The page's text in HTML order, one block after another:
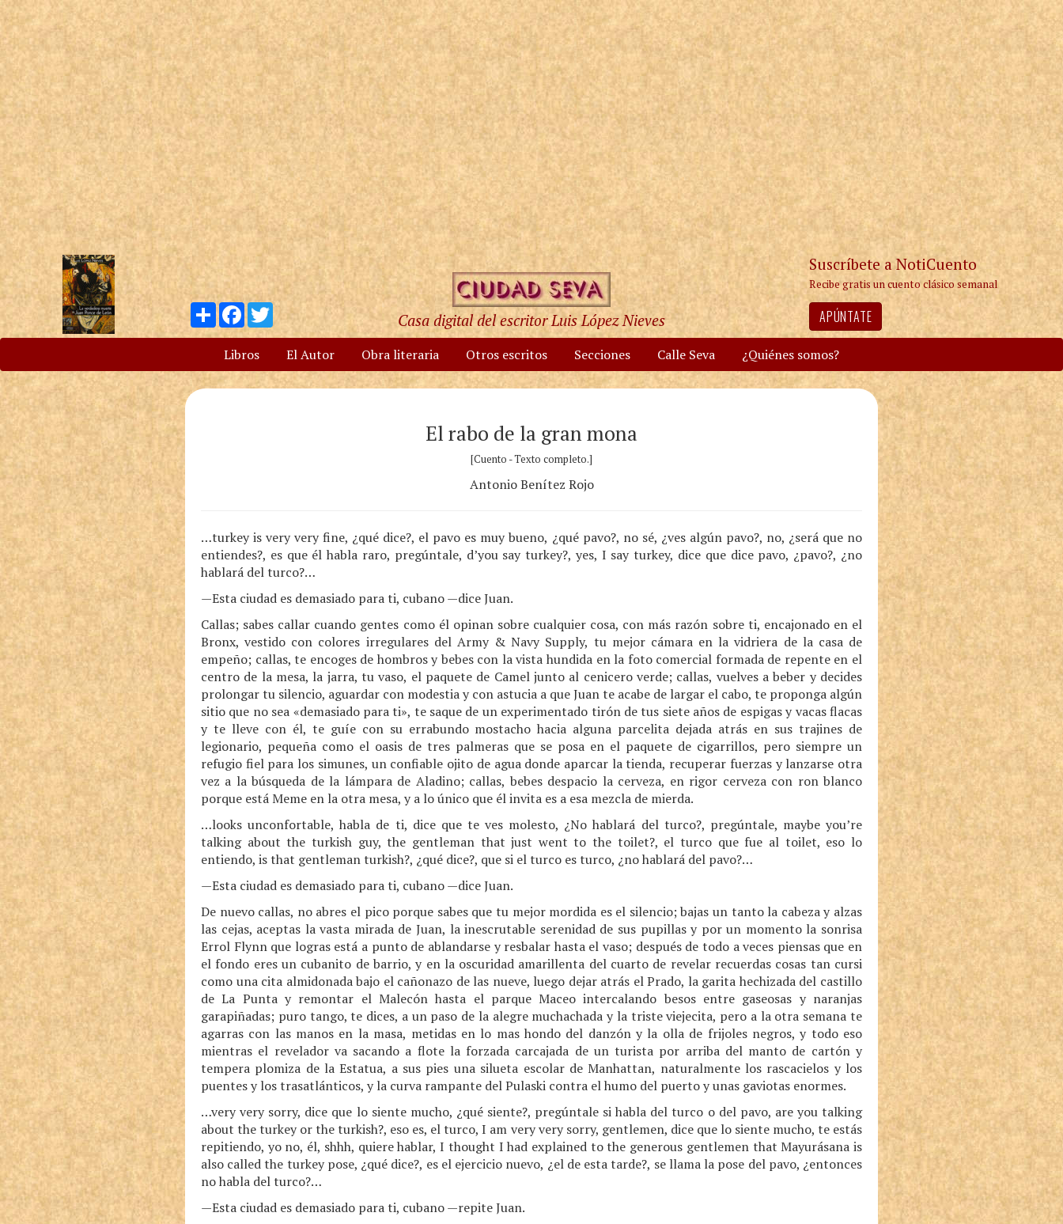
Compartir
Facebook
Twitter
Casa digital del escritor Luis López Nieves
Suscríbete a NotiCuento
Recibe gratis un cuento clásico semanal
APÚNTATE
Libros El Autor Obra literaria Otros escritos Secciones Calle Seva ¿Quiénes somos?
El rabo de la gran mona
[Cuento - Texto completo.]
Antonio Benítez Rojo
…turkey is very very fine, ¿qué dice?, el pavo es muy bueno, ¿qué pavo?, no sé, ¿ves algún pavo?, no, ¿será que no
entiendes?, es que él habla raro, pregúntale, d’you say turkey?, yes, I say turkey, dice que dice pavo, ¿pavo?, ¿no
hablará del turco?…
—Esta ciudad es demasiado para ti, cubano —dice Juan.
Callas; sabes callar cuando gentes como él opinan sobre cualquier cosa, con más razón sobre ti, encajonado en el
Bronx, vestido con colores irregulares del Army & Navy Supply, tu mejor cámara en la vidriera de la casa de
empeño; callas, te encoges de hombros y bebes con la vista hundida en la foto comercial formada de repente en el
centro de la mesa, la jarra, tu vaso, el paquete de Camel junto al cenicero verde; callas, vuelves a beber y decides
prolongar tu silencio, aguardar con modestia y con astucia a que Juan te acabe de largar el cabo, te proponga algún
sitio que no sea «demasiado para ti», te saque de un experimentado tirón de tus siete años de espigas y vacas flacas
y te lleve con él, te guíe con su errabundo mostacho hacia alguna parcelita dejada atrás en sus trajines de
legionario, pequeña como el oasis de tres palmeras que se posa en el paquete de cigarrillos, pero siempre un
refugio fiel para los simunes, un confiable ojito de agua donde aparcar la tienda, recuperar fuerzas y lanzarse otra
vez a la búsqueda de la lámpara de Aladino; callas, bebes despacio la cerveza, en rigor cerveza con ron blanco
porque está Meme en la otra mesa, y a lo único que él invita es a esa mezcla de mierda.
…looks unconfortable, habla de ti, dice que te ves molesto, ¿No hablará del turco?, pregúntale, maybe you’re
talking about the turkish guy, the gentleman that just went to the toilet?, el turco que fue al toilet, eso lo
entiendo, is that gentleman turkish?, ¿qué dice?, que si el turco es turco, ¿no hablará del pavo?…
—Esta ciudad es demasiado para ti, cubano —dice Juan.
De nuevo callas, no abres el pico porque sabes que tu mejor mordida es el silencio; bajas un tanto la cabeza y alzas
las cejas, aceptas la vasta mirada de Juan, la inescrutable serenidad de sus pupillas y por un momento la sonrisa
Errol Flynn que logras está a punto de ablandarse y resbalar hasta el vaso; después de todo a veces piensas que en
el fondo eres un cubanito de barrio, y en la oscuridad amarillenta del cuarto de revelar recuerdas cosas tan cursi
como una cita almidonada bajo el cañonazo de las nueve, luego dejar atrás el Prado, la garita hechizada del castillo
de La Punta y remontar el Malecón hasta el parque Maceo intercalando besos entre gaseosas y naranjas
garapiñadas; puro tango, te dices, a un paso de la alegre muchachada y la triste viejecita, pero a la otra semana te
agarras con las manos en la masa, metidas en lo mas hondo del danzón y la olla de frijoles negros, y todo eso
mientras el revelador va sacando a flote la forzada carcajada de un turista por arriba del manto de cartón y
tempera plomiza de la Estatua, a sus pies una silueta escolar de Manhattan, naturalmente los rascacielos y los
puentes y los trasatlánticos, y la curva rampante del Pulaski contra el humo del puerto y unas gaviotas enormes.
…very very sorry, dice que lo siente mucho, ¿qué siente?, pregúntale si habla del turco o del pavo, are you talking
about the turkey or the turkish?, eso es, el turco, I am very very sorry, gentlemen, dice que lo siente mucho, te estás
repitiendo, yo no, él, shhh, quiere hablar, I thought I had explained to the generous gentlemen that Mayurásana is
also called the turkey pose, ¿qué dice?, es el ejercicio nuevo, ¿el de esta tarde?, se llama la pose del pavo, ¿entonces
no habla del turco?…
—Esta ciudad es demasiado para ti, cubano —repite Juan.